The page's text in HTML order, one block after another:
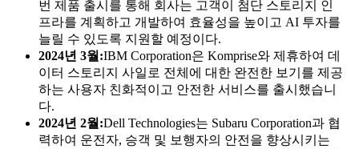
번 제품 출시를 통해 회사는 고객이 첨단 스토리지 인
프라를 계획하고 개발하여 효율성을 높이고 AI 투자를
늘릴 수 있도록 지원할 예정이다.
2024년 3월:IBM Corporation은 Komprise와 제휴하여 데
이터 스토리지 사일로 전체에 대한 완전한 보기를 제공
하는 사용자 친화적이고 안전한 서비스를 출시했습니
다.
2024년 2월:Dell Technologies는 Subaru Corporation과 협
력하여 운전자, 승객 및 보행자의 안전을 향상시키는